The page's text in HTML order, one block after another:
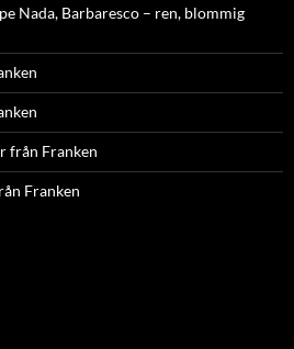
Nada, Barbaresco – ren, blommig
från Franken
Franken